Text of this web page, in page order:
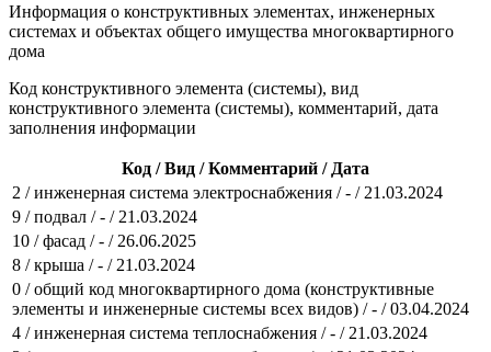
Информация о конструктивных элементах, инженерных
системах и объектах общего имущества многоквартирного
дома
Код конструктивного элемента (системы), вид
конструктивного элемента (системы), комментарий, дата
заполнения информации
Код / Вид / Комментарий / Дата
2 / инженерная система электроснабжения / - / 21.03.2024
9 / подвал / - / 21.03.2024
10 / фасад / - / 26.06.2025
8 / крыша / - / 21.03.2024
0 / общий код многоквартирного дома (конструктивные
элементы и инженерные системы всех видов) / - / 03.04.2024
4 / инженерная система теплоснабжения / - / 21.03.2024